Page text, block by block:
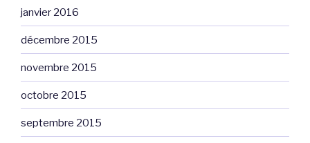
janvier 2016
décembre 2015
novembre 2015
octobre 2015
septembre 2015